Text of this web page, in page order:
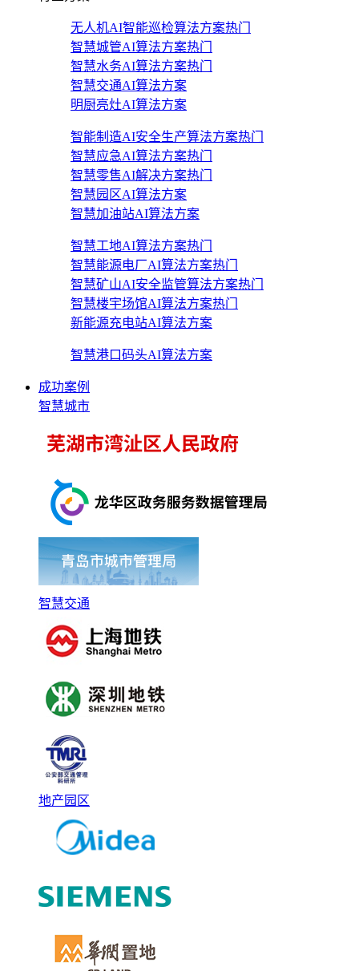
无人机AI智能巡检算法方案热门
智慧城管AI算法方案热门
智慧水务AI算法方案热门
智慧交通AI算法方案
明厨亮灶AI算法方案
智能制造AI安全生产算法方案热门
智慧应急AI算法方案热门
智慧零售AI解决方案热门
智慧园区AI算法方案
智慧加油站AI算法方案
智慧工地AI算法方案热门
智慧能源电厂AI算法方案热门
智慧矿山AI安全监管算法方案热门
智慧楼宇场馆AI算法方案热门
新能源充电站AI算法方案
智慧港口码头AI算法方案
成功案例
智慧城市
智慧交通
地产园区